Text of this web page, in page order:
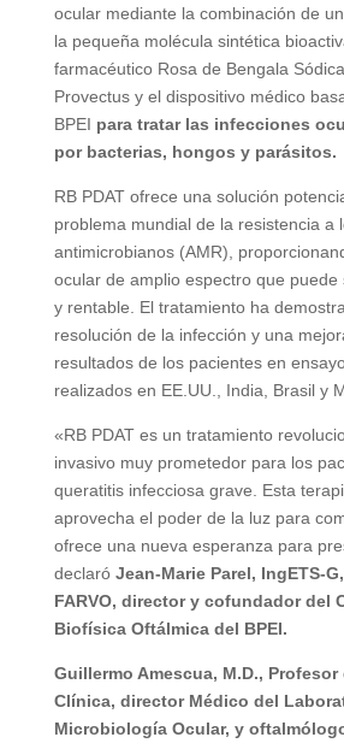
ocular mediante la combinación de
la pequeña molécula sintética
farmacéutico Rosa de Bengala
Provectus y el dispositivo médico
BPEI para tratar las infecciones
por bacterias, hongos y parásitos.
RB PDAT ofrece una solución
problema mundial de la resistencia a
antimicrobianos (AMR),
ocular de amplio espectro que puede
y rentable. El tratamiento ha
resolución de la infección y una
resultados de los pacientes en
realizados en EE.UU., India, Brasil y
«RB PDAT es un tratamiento
invasivo muy prometedor para los
queratitis infecciosa grave. Esta
aprovecha el poder de la luz para
ofrece una nueva esperanza para
declaró Jean-Marie Parel, IngETS-
FARVO, director y cofundador del
Biofísica Oftálmica del BPEI.
Guillermo Amescua, M.D.,
Clínica, director Médico del
Microbiología Ocular, y